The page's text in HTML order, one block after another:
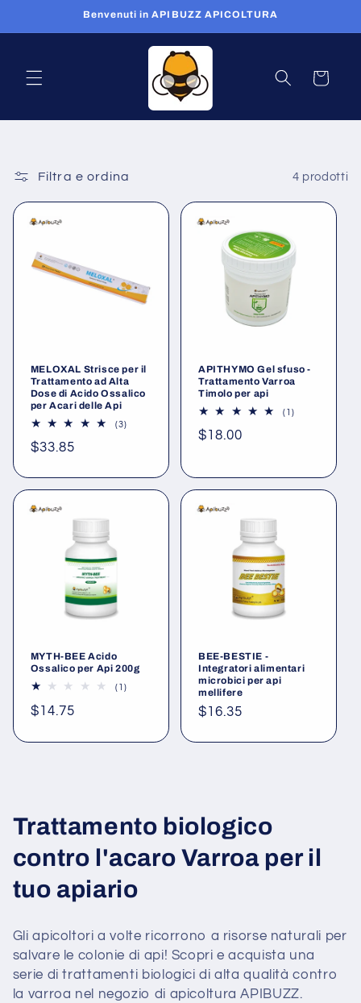
direttamente
ai contenuti
Benvenuti in APIBUZZ APICOLTURA
Carrello
Filtra e ordina 4 prodotti
MELOXAL Strisce per il
Trattamento ad Alta
Dose di Acido Ossalico
per Acari delle Api
(3)3
Prezzo
$33.85
APITHYMO Gel sfuso -
Trattamento Varroa
Timolo per api
(1)1
Prezzo
$18.00
MYTH-BEE Acido
Ossalico per Api 200g
(1)1
Prezzo
$14.75
BEE-BESTIE -
Integratori alimentari
microbici per api
mellifere
Prezzo
$16.35
C
o
l
e
z
Trattamento biologico
contro l'acaro Varroa per il
tuo apiario
Gli apicoltori a volte ricorrono a risorse naturali per
salvare le colonie di api! Scopri e acquista una
serie di trattamenti biologici di alta qualità contro
la varroa nel negozio di apicoltura APIBUZZ.